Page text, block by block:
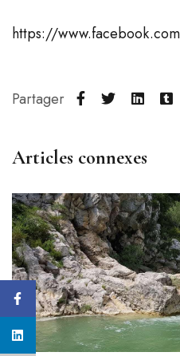
https://
Partager
Articles connexes